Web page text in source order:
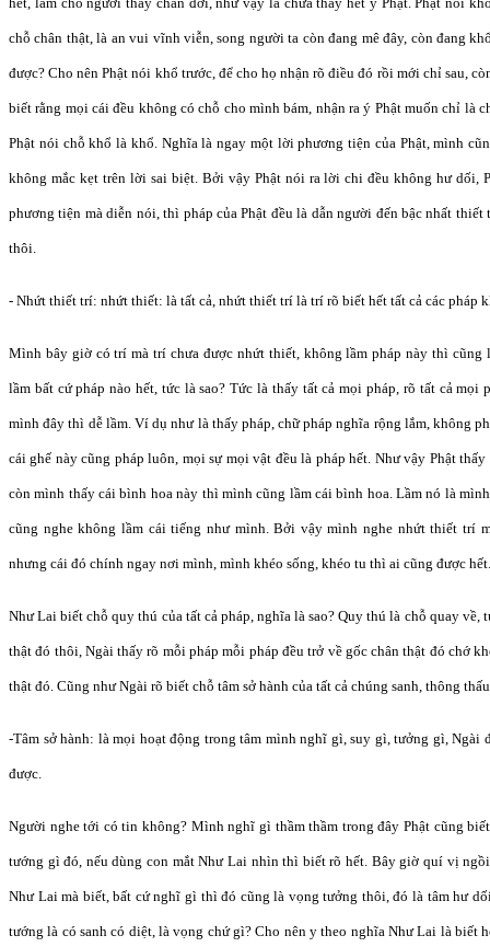
chỗ chân thật, là an vui vĩnh viễn, song người ta còn đang mê đây, còn đang
được? Cho nên Phật nói khổ trước, để cho họ nhận rõ điều đó rồi mới chỉ sau,
biết rằng mọi cái đều không có chỗ cho mình bám, nhận ra ý Phật muốn chỉ là
Phật nói chỗ khổ là khổ. Nghĩa là ngay một lời phương tiện của Phật, mình
không mắc kẹt trên lời sai biệt. Bởi vậy Phật nói ra lời chi đều không hư dối,
phương tiện mà diễn nói, thì pháp của Phật đều là dẫn người đến bậc nhất
thôi.
- Nhứt thiết trí: nhứt thiết: là tất cả, nhứt thiết trí là trí rõ biết hết tất cả các pháp
Mình bây giờ có trí mà trí chưa được nhứt thiết, không lầm pháp này thì cũng
lầm bất cứ pháp nào hết, tức là sao? Tức là thấy tất cả mọi pháp, rõ tất cả mọi
mình đây thì dễ lầm. Ví dụ như là thấy pháp, chữ pháp nghĩa rộng lắm, không
cái ghế này cũng pháp luôn, mọi sự mọi vật đều là pháp hết. Như vậy Phật
còn mình thấy cái bình hoa này thì mình cũng lầm cái bình hoa. Lầm nó là
cũng nghe không lầm cái tiếng như mình. Bởi vậy mình nghe nhứt thiết trí
nhưng cái đó chính ngay nơi mình, mình khéo sống, khéo tu thì ai cũng được hết.
Như Lai biết chỗ quy thú của tất cả pháp, nghĩa là sao? Quy thú là chỗ quay về,
thật đó thôi, Ngài thấy rõ mỗi pháp mỗi pháp đều trở về gốc chân thật đó chớ
thật đó. Cũng như Ngài rõ biết chỗ tâm sở hành của tất cả chúng sanh, thông
-Tâm sở hành: là mọi hoạt động trong tâm mình nghĩ gì, suy gì, tưởng gì, Ngài
được.
Người nghe tới có tin không? Mình nghĩ gì thầm thầm trong đây Phật cũng
tướng gì đó, nếu dùng con mắt Như Lai nhìn thì biết rõ hết. Bây giờ quí vị
Như Lai mà biết, bất cứ nghĩ gì thì đó cũng là vọng tưởng thôi, đó là tâm hư
tướng là có sanh có diệt, là vọng chứ gì? Cho nên y theo nghĩa Như Lai là biết